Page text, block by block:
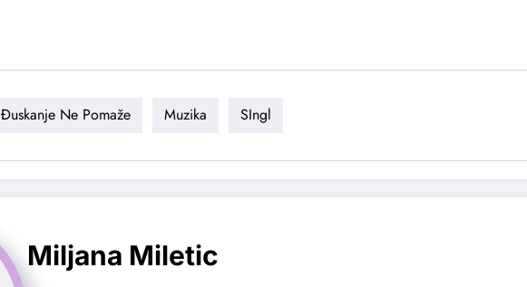
Đuskanje Ne Pomaže Muzika SIngl
Miljana Miletic